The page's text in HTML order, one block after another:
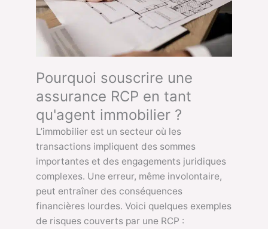
Pourquoi souscrire une
assurance RCP en tant
qu'agent immobilier ?
L’immobilier est un secteur où les
transactions impliquent des sommes
importantes et des engagements juridiques
complexes. Une erreur, même involontaire,
peut entraîner des conséquences
financières lourdes. Voici quelques exemples
de risques couverts par une RCP :